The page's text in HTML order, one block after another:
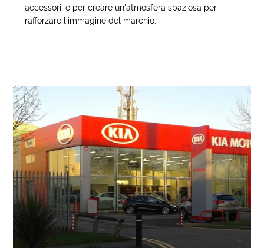
accessori, e per creare un'atmosfera spaziosa per
rafforzare l'immagine del marchio.